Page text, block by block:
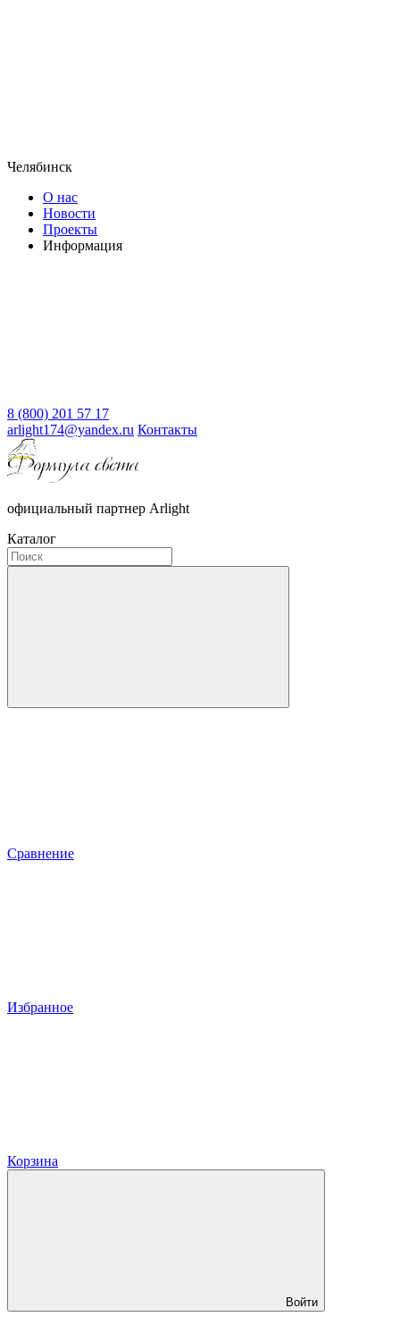
Челябинск
О нас
Новости
Проекты
Информация
8 (800) 201 57 17
arlight174@yandex.ru Контакты
официальный партнер Arlight
Каталог
Сравнение
Избранное
Корзина
Войти